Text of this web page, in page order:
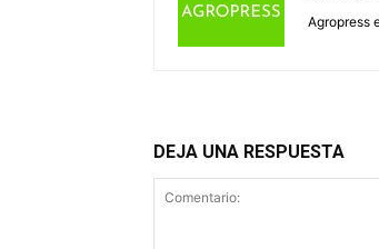
Agropress
DEJA UNA RESPUESTA